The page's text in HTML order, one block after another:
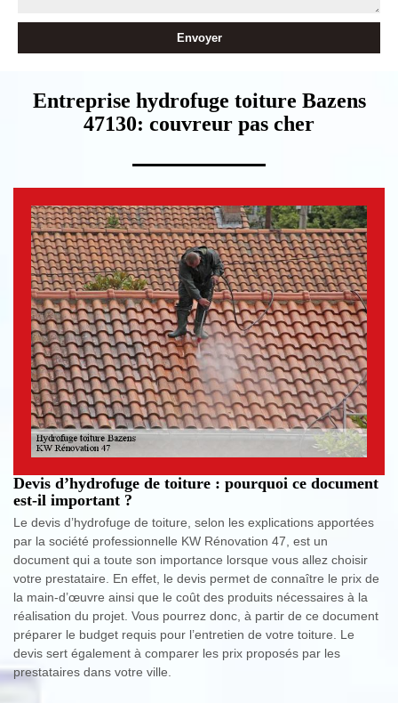
Entreprise hydrofuge toiture Bazens
47130: couvreur pas cher
Devis d’hydrofuge de toiture : pourquoi ce document
est-il important ?
Le devis d’hydrofuge de toiture, selon les explications apportées
par la société professionnelle KW Rénovation 47, est un
document qui a toute son importance lorsque vous allez choisir
votre prestataire. En effet, le devis permet de connaître le prix de
la main-d’œuvre ainsi que le coût des produits nécessaires à la
réalisation du projet. Vous pourrez donc, à partir de ce document
préparer le budget requis pour l’entretien de votre toiture. Le
devis sert également à comparer les prix proposés par les
prestataires dans votre ville.